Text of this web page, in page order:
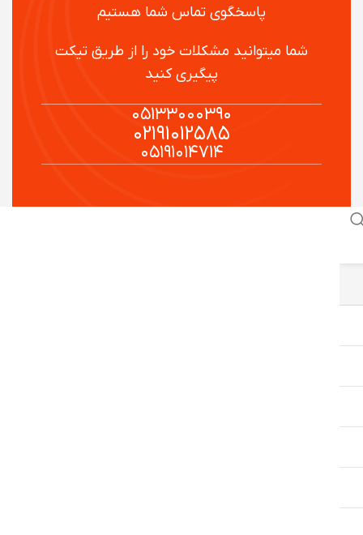
پاسخگوی تماس شما هستیم
شما میتوانید مشکلات خود را از طریق تیکت
پیگیری کنید
۰۵۱۳۳۰۰۰۳۹۰
۰۲۱۹۱۰۱۲۵۸۵
۰۵۱۹۱۰۱۴۷۱۴